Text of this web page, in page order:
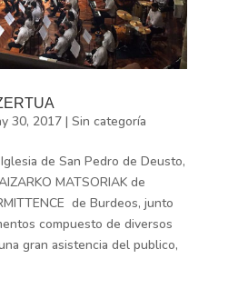
30, 2017| Sin categoría
de San Pedro de Deusto,
MATSORIAK de
de Burdeos, junto
compuesto de diversos
gran asistencia del publico,